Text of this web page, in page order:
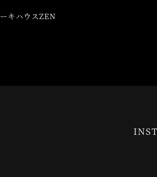
ウスZEN